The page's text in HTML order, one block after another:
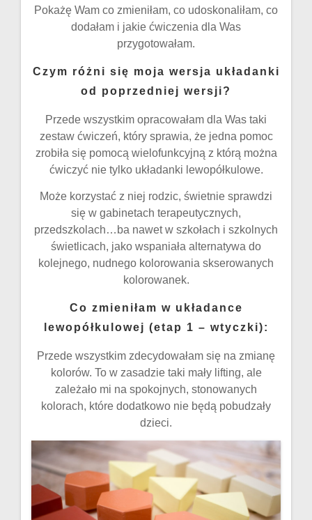
Pokażę Wam co zmieniłam, co udoskonaliłam, co
dodałam i jakie ćwiczenia dla Was
przygotowałam.
Czym różni się moja wersja układanki
od poprzedniej wersji?
Przede wszystkim opracowałam dla Was taki
zestaw ćwiczeń, który sprawia, że jedna pomoc
zrobiła się pomocą wielofunkcyjną z którą można
ćwiczyć nie tylko układanki lewopółkulowe.
Może korzystać z niej rodzic, świetnie sprawdzi
się w gabinetach terapeutycznych,
przedszkolach…ba nawet w szkołach i szkolnych
świetlicach, jako wspaniała alternatywa do
kolejnego, nudnego kolorowania skserowanych
kolorowanek.
Co zmieniłam w układance
lewopółkulowej (etap 1 – wtyczki):
Przede wszystkim zdecydowałam się na zmianę
kolorów. To w zasadzie taki mały lifting, ale
zależało mi na spokojnych, stonowanych
kolorach, które dodatkowo nie będą pobudzały
dzieci.